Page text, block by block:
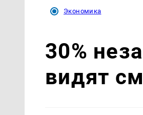
Экономика
30%
видят